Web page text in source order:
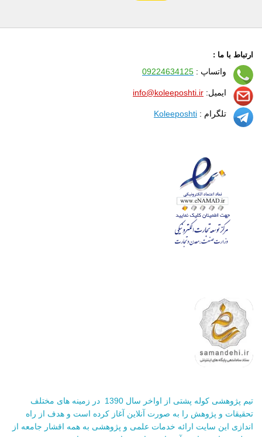
ارتباط با ما :
واتساپ : 09224634125
ایمیل: info@koleeposhti.ir
تلگرام : Koleeposhti
تیم پژوهشی کوله پشتی از اواخر سال 1390 در زمینه های مختلف
تحقیقات و پژوهش را به صورت آنلاین آغاز کرده است و هدف از راه
اندازی این سایت ارائه خدمات علمی و پژوهشی به همه اقشار جامعه از